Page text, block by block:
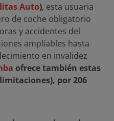
Auto), esta usuaria
de coche obligatorio
y accidentes del
ampliables hasta
en invalidez
ofrece también estas
por 206